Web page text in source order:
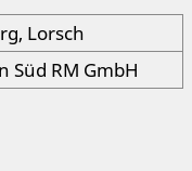
Lorsch
Süd RM GmbH